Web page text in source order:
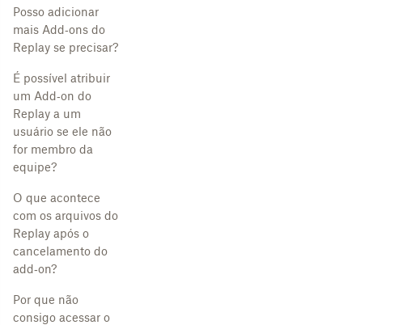
Posso adicionar
mais Add‑ons do
Replay se precisar?
É possível atribuir
um Add‑on do
Replay a um
usuário se ele não
for membro da
equipe?
O que acontece
com os arquivos do
Replay após o
cancelamento do
add‑on?
Por que não
consigo acessar o